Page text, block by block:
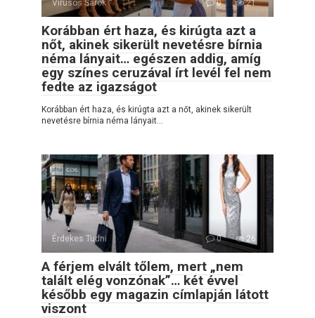
Vírusos Sarok 0 21
Korábban ért haza, és kirúgta azt a
nőt, akinek sikerült nevetésre bírnia
néma lányait… egészen addig, amíg
egy színes ceruzával írt levél fel nem
fedte az igazságot
Korábban ért haza, és kirúgta azt a nőt, akinek sikerült
nevetésre bírnia néma lányait…
Érdekes Tudni 0 26
A férjem elvált tőlem, mert „nem
talált elég vonzónak”… két évvel
később egy magazin címlapján látott
viszont